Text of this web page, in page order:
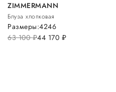
ZIMMERMANN
Блуза хлопковая
63 100руб.44 170 руб.
Размеры:4246